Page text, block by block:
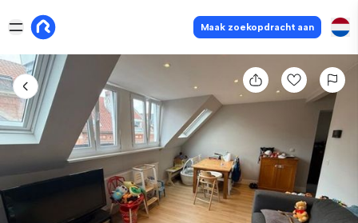
Maak zoekopdracht aan